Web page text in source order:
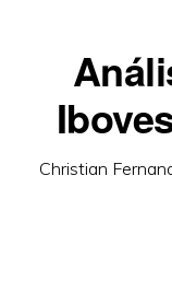
Renda
Christian